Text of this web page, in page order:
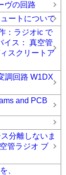
の回路
ートについて
：ラジオic で
イス： 真空管
スクリートア
回路 W1DX
and PCB
離しないま
管ラジオ ブ
、